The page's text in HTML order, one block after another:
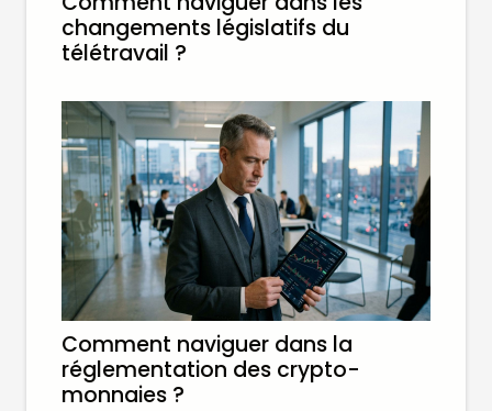
changements législatifs du
télétravail ?
Comment naviguer dans la
réglementation des crypto-
monnaies ?